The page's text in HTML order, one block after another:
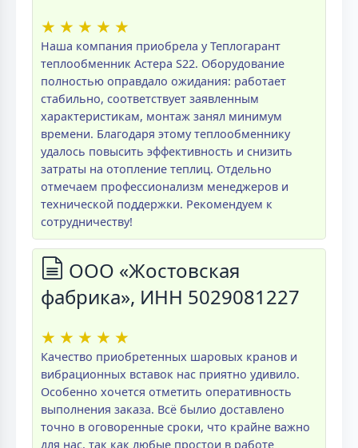
★ ★ ★ ★ ★
Наша компания приобрела у Теплогарант
теплообменник Астера S22. Оборудование
полностью оправдало ожидания: работает
стабильно, соответствует заявленным
характеристикам, монтаж занял минимум
времени. Благодаря этому теплообменнику
удалось повысить эффективность и снизить
затраты на отопление теплиц. Отдельно
отмечаем профессионализм менеджеров и
технической поддержки. Рекомендуем к
сотрудничеству!
ООО «Жостовская
фабрика», ИНН 5029081227
★ ★ ★ ★ ★
Качество приобретенных шаровых кранов и
вибрационных вставок нас приятно удивило.
Особенно хочется отметить оперативность
выполнения заказа. Всё былио доставлено
точно в оговоренные сроки, что крайне важно
для нас, так как любые простои в работе